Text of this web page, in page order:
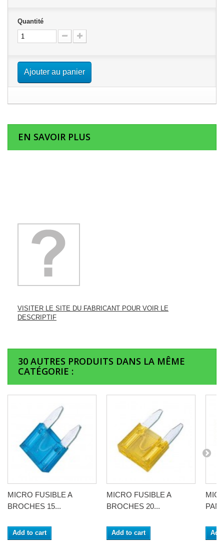
Quantité
Ajouter au panier
EN SAVOIR PLUS
VISITER LE SITE DU FABRICANT POUR VOIR LE
DESCRIPTIF
30 AUTRES PRODUITS DANS LA MÊME
CATÉGORIE :
MICRO FUSIBLE A
BROCHES 15...
Add to cart
MICRO FUSIBLE A
BROCHES 20...
Add to cart